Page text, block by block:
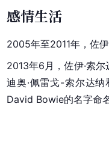
感情生活
2005年至2011年，佐
2013年6月，佐伊·索
迪奥·佩雷戈-索尔达
David Bowie的名字命